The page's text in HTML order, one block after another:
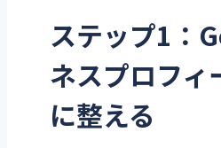
ステップ1：
ネスプロフィ
に整える